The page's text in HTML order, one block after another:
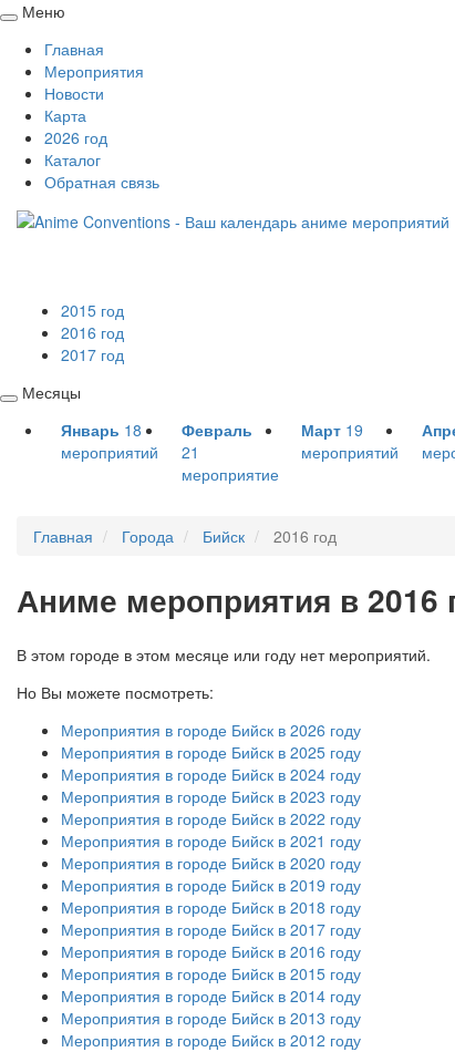
Свернуть
развернуть
Меню
Главная
Мероприятия
Новости
Карта
2026 год
Каталог
Обратная связь
2015 год
2016 год
2017 год
Свернуть
развернуть
Месяцы
Январь 18
мероприятий
Февраль
21
мероприятие
Март 19
мероприятий
Главная Города Бийск 2016 год
Аниме мероприятия в 2016
В этом городе в этом месяце или году нет мероприятий.
Но Вы можете посмотреть:
Мероприятия в городе Бийск в 2026 году
Мероприятия в городе Бийск в 2025 году
Мероприятия в городе Бийск в 2024 году
Мероприятия в городе Бийск в 2023 году
Мероприятия в городе Бийск в 2022 году
Мероприятия в городе Бийск в 2021 году
Мероприятия в городе Бийск в 2020 году
Мероприятия в городе Бийск в 2019 году
Мероприятия в городе Бийск в 2018 году
Мероприятия в городе Бийск в 2017 году
Мероприятия в городе Бийск в 2016 году
Мероприятия в городе Бийск в 2015 году
Мероприятия в городе Бийск в 2014 году
Мероприятия в городе Бийск в 2013 году
Мероприятия в городе Бийск в 2012 году